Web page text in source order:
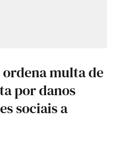
multa de
por danos
sociais a